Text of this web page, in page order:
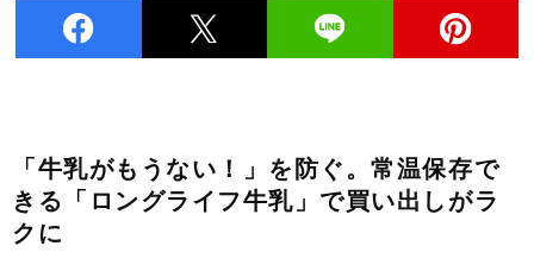
「牛乳がもうない！」を防ぐ。常温保存で
きる「ロングライフ牛乳」で買い出しがラ
クに